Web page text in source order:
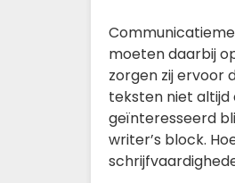
moeten daarbij
zorgen zij ervoor
teksten niet altijd
geïnteresseerd
writer’s block.